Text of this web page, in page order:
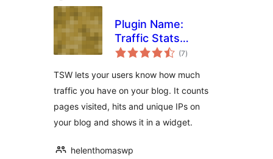
Plugin Name:
Traffic Stats
Widget Plugin
(7totale
vurderinger
)
TSW lets your users know how much
traffic you have on your blog. It counts
pages visited, hits and unique IPs on
your blog and shows it in a widget.
helenthomaswp